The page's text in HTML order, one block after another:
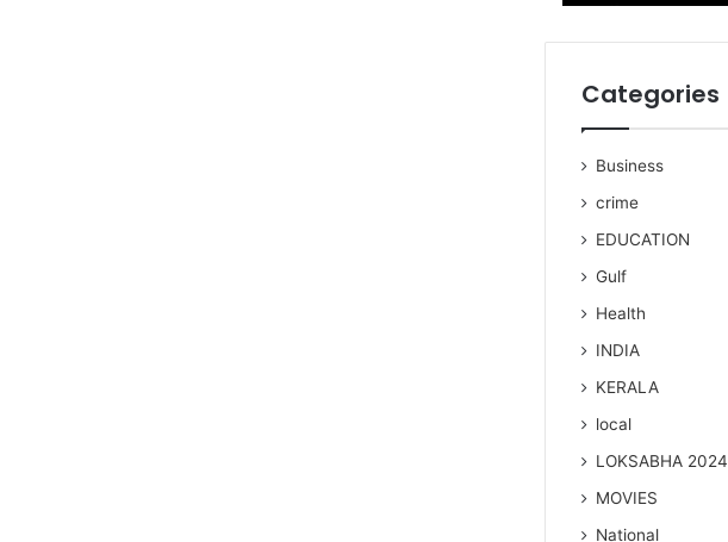
Categories
Business
crime
EDUCATION
Gulf
Health
INDIA
KERALA
local
LOKSABHA 2024
MOVIES
National